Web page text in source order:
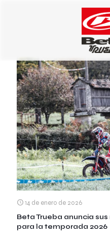
Etiquetas
14 de enero de 2026
Beta Trueba anuncia
para la temporada 2026